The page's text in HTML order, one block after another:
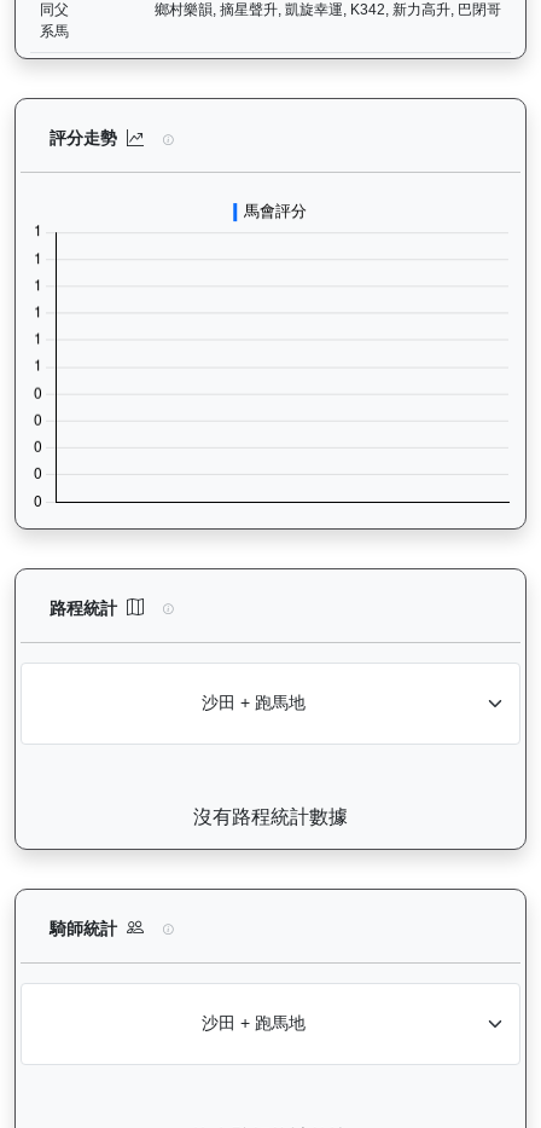
同父
系馬
鄉村樂韻, 摘星聲升, 凱旋幸運, K342, 新力高升, 巴閉哥
評分走勢 無限勝利（K060）— 評分走勢圖表：追蹤香
路程統計 無限勝利（K060）— 路程統計分析：查看香港
沒有路程統計數據
騎師統計 無限勝利（K060）— 騎師統計分析：查看各騎